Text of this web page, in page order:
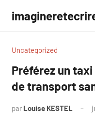
contenu
Uncategorized
Préférez un
de transport
par Louise KESTEL